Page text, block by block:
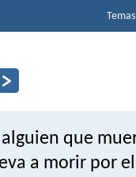
Temas
que
a morir por